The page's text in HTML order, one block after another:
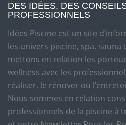
DES IDÉES, DES
PROFESSIONNELS
Idées Piscine est un site
les univers piscine, spa, sauna
mettons en relation les
wellness avec les
réaliser, le rénover ou
Nous sommes en relation
professionnels de la piscine à